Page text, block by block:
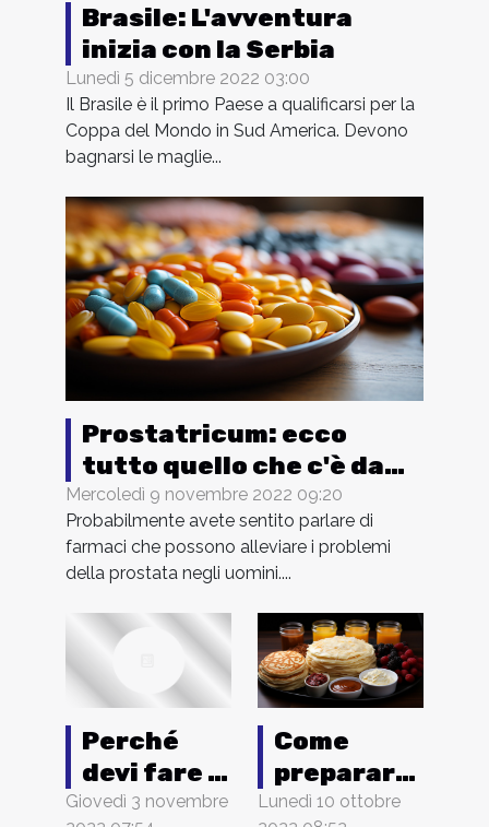
Brasile: L'avventura
inizia con la Serbia
Lunedì 5 dicembre 2022 03:00
Il Brasile è il primo Paese a qualificarsi per la
Coppa del Mondo in Sud America. Devono
bagnarsi le maglie...
Prostatricum: ecco
tutto quello che c'è da
sapere su questo
farmaco
Mercoledì 9 novembre 2022 09:20
Probabilmente avete sentito parlare di
farmaci che possono alleviare i problemi
della prostata negli uomini....
Perché
devi fare il
tuo show
Giovedì 3 novembre
Come
preparare
un
Lunedì 10 ottobre